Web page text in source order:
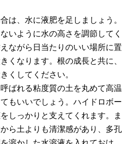
は、水に液肥を足しましょう。
いように水の高さを調節してく
ながら日当たりのいい場所に置
くなります。根の成長と共に、
くしてください。
ばれる粘度質の土を丸めて高温
もいいでしょう。ハイドロボー
しっかりと支えてくれます。ま
ら土よりも清潔感があり、多孔